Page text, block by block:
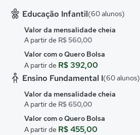
Educação Infantil(60 alunos)
Valor da mensalidade cheia
A partir de R$ 560,00
Valor com o Quero Bolsa
A partir de R$ 392,00
Ensino Fundamental I(60 alunos)
Valor da mensalidade cheia
A partir de R$ 650,00
Valor com o Quero Bolsa
A partir de R$ 455,00